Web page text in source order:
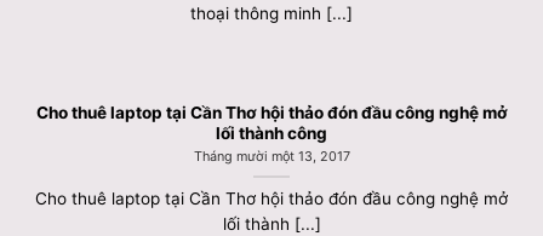
thoại thông minh [...]
Cho thuê laptop tại Cần Thơ hội thảo đón đầu công nghệ mở
lối thành công
Tháng mười một 13, 2017
Cho thuê laptop tại Cần Thơ hội thảo đón đầu công nghệ mở
lối thành [...]